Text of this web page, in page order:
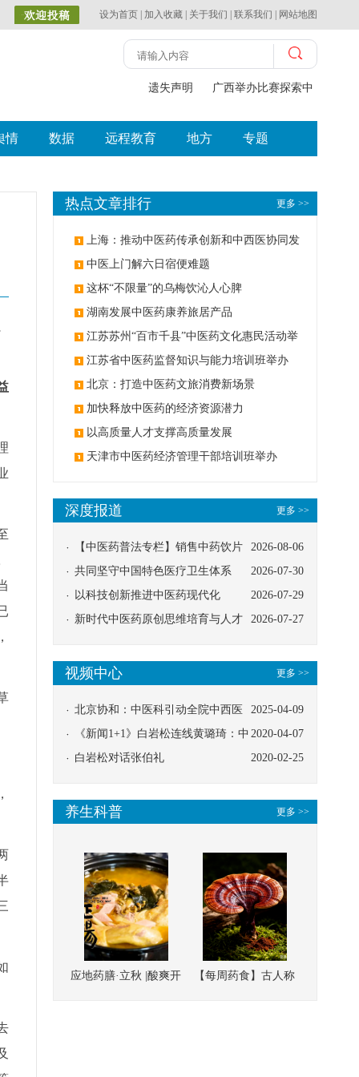
设为首页 加入收藏 关于我们 联系我们 网站地图
遗失声明 广西举办比赛探索中（壮瑶
情 数据 远程教育 地方 专题
更多 >>
热点文章排行
上海：推动中医药传承创新和中西医协同发
展 中医上门解六日宿便难题
这杯“不限量”的乌梅饮沁人心脾
湖南发展中医药康养旅居产品
江苏苏州“百市千县”中医药文化惠民活动举
办 江苏省中医药监督知识与能力培训班举办
北京：打造中医药文旅消费新场景
加快释放中医药的经济资源潜力
以高质量人才支撑高质量发展
天津市中医药经济管理干部培训班举办
更多 >>
深度报道
2026-08-06
【中医药普法专栏】销售中药饮片
应告知煎服方法及注意事项
2026-07-30
共同坚守中国特色医疗卫生体系
2026-07-29
以科技创新推进中医药现代化
2026-07-27
新时代中医药原创思维培育与人才
更多 >>
视频中心
2025-04-09
北京协和：中医科引动全院中西医
协同
2020-04-07
《新闻1+1》白岩松连线黄璐琦：中
医救治的临床效果
2020-02-25
白岩松对话张伯礼
更多 >>
养生科普
应地药膳·立秋 |酸爽开
【每周药食】古人称